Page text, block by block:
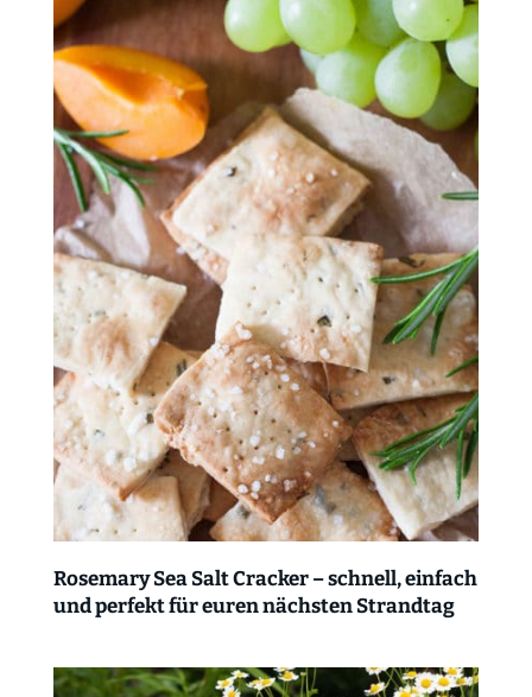
Rosemary Sea Salt Cracker – schnell, einfach
und perfekt für euren nächsten Strandtag